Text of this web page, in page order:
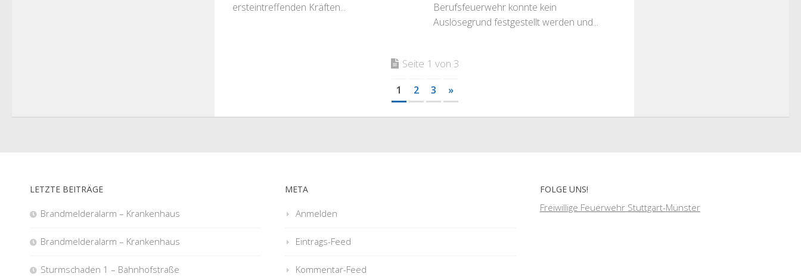
ersteintreffenden Kräften...
Berufsfeuerwehr konnte kein
Auslösegrund festgestellt werden und...
Seite 1 von 3
1 2 3 »
LETZTE BEITRÄGE
Brandmelderalarm – Krankenhaus
Brandmelderalarm – Krankenhaus
Sturmschaden 1 – Bahnhofstraße
META
Anmelden
Eintrags-Feed
Kommentar-Feed
FOLGE UNS!
Freiwillige Feuerwehr Stuttgart-Münster